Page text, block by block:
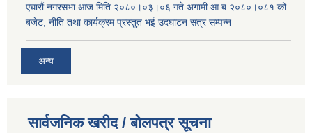
एघारौं नगरसभा आज मिति २०८०।०३।०६ गते अगामी आ.ब.२०८०।०८१ को
बजेट, नीति तथा कार्यक्रम प्रस्तुत भई उदघाटन सत्र सम्पन्न
अन्य
सार्वजनिक खरीद / बोलपत्र सूचना